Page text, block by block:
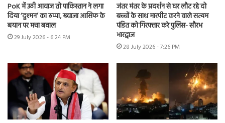
PoK में उठी आवाज तो पाकिस्तान ने लगा
दिया ‘दुश्मन’ का ठप्पा, ख्वाजा आसिफ के
बयान पर मचा बवाल
29 July 2026 - 6:24 PM
जंतर मंतर के प्रदर्शन से घर लौट रहे दो
बच्चों के साथ मारपीट करने वाले सत्यम
पंडित को गिरफ्तार करे पुलिस- सौरभ
भारद्वाज
28 July 2026 - 7:26 PM